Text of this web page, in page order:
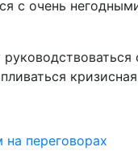
с очень
переговорах